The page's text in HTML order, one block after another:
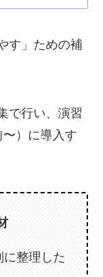
す」ための補
で行い、演習
）に導入す
整理した